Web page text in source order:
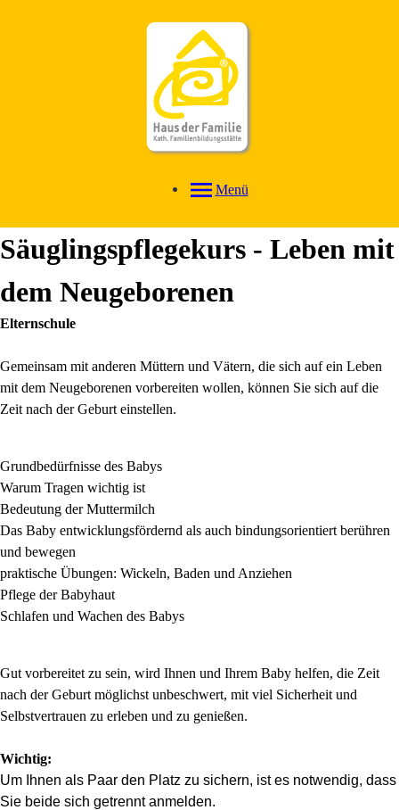
Menü
Säuglingspflegekurs - Leben mit
dem Neugeborenen
Elternschule
Gemeinsam mit anderen Müttern und Vätern, die sich auf ein Leben
mit dem Neugeborenen vorbereiten wollen, können Sie sich auf die
Zeit nach der Geburt einstellen.
Grundbedürfnisse des Babys
Warum Tragen wichtig ist
Bedeutung der Muttermilch
Das Baby entwicklungsfördernd als auch bindungsorientiert berühren
und bewegen
praktische Übungen: Wickeln, Baden und Anziehen
Pflege der Babyhaut
Schlafen und Wachen des Babys
Gut vorbereitet zu sein, wird Ihnen und Ihrem Baby helfen, die Zeit
nach der Geburt möglichst unbeschwert, mit viel Sicherheit und
Selbstvertrauen zu erleben und zu genießen.
Wichtig:
Um Ihnen als Paar den Platz zu sichern, ist es notwendig, dass
Sie beide sich getrennt anmelden.